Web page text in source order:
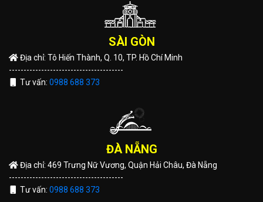
SÀI GÒN
Địa chỉ: Tô Hiến Thành, Q. 10, TP. Hồ Chí Minh
---------------------------------------
Tư vấn: 0988 688 373
ĐÀ NẴNG
Địa chỉ: 469 Trưng Nữ Vương, Quận Hải Châu, Đà Nẵng
---------------------------------------
Tư vấn: 0988 688 373